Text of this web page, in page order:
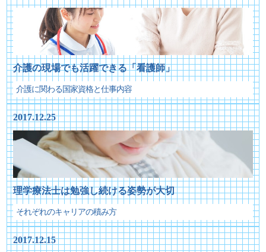
介護の現場でも活躍できる「看護師」
介護に関わる国家資格と仕事内容
2017.12.25
理学療法士は勉強し続ける姿勢が大切
それぞれのキャリアの積み方
2017.12.15